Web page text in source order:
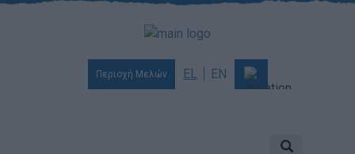
Περιοχή Μελών EL EN